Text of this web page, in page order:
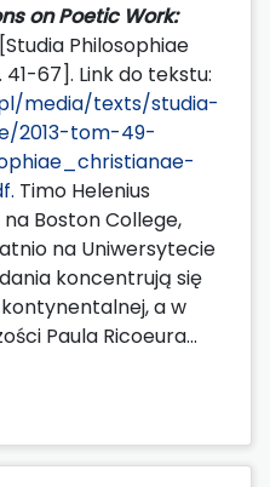
on Poetic Work:
Philosophiae
67]. Link do tekstu:
media/texts/studia-
2013-tom-49-
Timo Helenius
na Boston College,
na Uniwersytecie
koncentrują się
a w
Paula Ricoeura...